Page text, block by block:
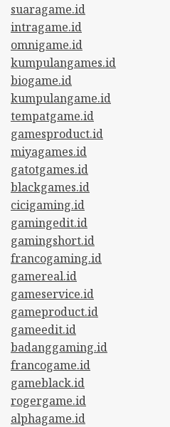
suaragame.id
intragame.id
omnigame.id
kumpulangames.id
biogame.id
kumpulangame.id
tempatgame.id
gamesproduct.id
miyagames.id
gatotgames.id
blackgames.id
cicigaming.id
gamingedit.id
gamingshort.id
francogaming.id
gamereal.id
gameservice.id
gameproduct.id
gameedit.id
badanggaming.id
francogame.id
gameblack.id
rogergame.id
alphagame.id